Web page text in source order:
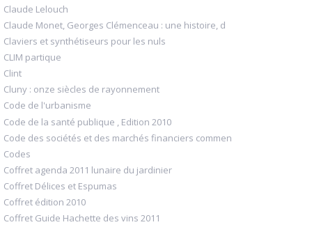
Claude Lelouch
Claude Monet, Georges Clémenceau : une histoire, d
Claviers et synthétiseurs pour les nuls
CLIM partique
Clint
Cluny : onze siècles de rayonnement
Code de l'urbanisme
Code de la santé publique , Edition 2010
Code des sociétés et des marchés financiers commen
Codes
Coffret agenda 2011 lunaire du jardinier
Coffret Délices et Espumas
Coffret édition 2010
Coffret Guide Hachette des vins 2011